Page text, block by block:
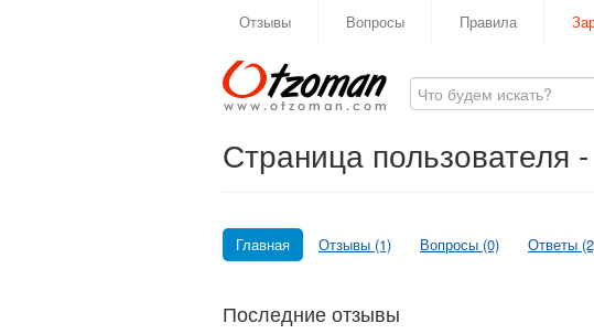
Отзывы Вопросы Правила
Страница пользователя
Главная Отзывы (1) Вопросы (0) Ответы
Последние отзывы